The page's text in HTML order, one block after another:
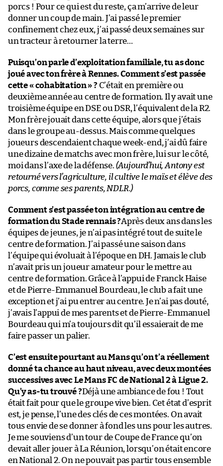
porcs ! Pour ce qui est du reste, ça m’arrive de leur
donner un coup de main. J’ai passé le premier
confinement chez eux, j’ai passé deux semaines sur
un tracteur à retourner la terre…
Puisqu’on parle d’exploitation familiale, tu as donc
joué avec ton frère à Rennes. Comment s’est passée
cette « cohabitation » ? C’était en première ou
deuxième année au centre de formation. Il y avait une
troisième équipe en DSE ou DSR, l’équivalent de la R2.
Mon frère jouait dans cette équipe, alors que j’étais
dans le groupe au-dessus. Mais comme quelques
joueurs descendaient chaque week-end, j’ai dû faire
une dizaine de matchs avec mon frère, lui sur le côté,
moi dans l’axe de la défense. (Aujourd’hui, Antony est
retourné vers l’agriculture, il cultive le maïs et élève des
porcs, comme ses parents, NDLR.)
Comment s’est passée ton intégration au centre de
formation du Stade rennais ?Après deux ans dans les
équipes de jeunes, je n’ai pas intégré tout de suite le
centre de formation. J’ai passé une saison dans
l’équipe qui évoluait à l’époque en DH. Jamais le club
n’avait pris un joueur amateur pour le mettre au
centre de formation. Grâce à l’appui de Franck Haise
et de Pierre-Emmanuel Bourdeau, le club a fait une
exception et j’ai pu entrer au centre. Je n’ai pas douté,
j’avais l’appui de mes parents et de Pierre-Emmanuel
Bourdeau qui m’a toujours dit qu’il essaierait de me
faire passer un palier.
C’est ensuite pourtant au Mans qu’on t’a réellement
donné ta chance au haut niveau, avec deux montées
successives avec Le Mans FC de National 2 à Ligue 2.
Qu’y as-tu trouvé ?Déjà une ambiance de fou ! Tout
était fait pour que le groupe vive bien. Cet état d’esprit
est, je pense, l’une des clés de ces montées. On avait
tous envie de se donner à fond les uns pour les autres.
Je me souviens d’un tour de Coupe de France qu’on
devait aller jouer à La Réunion, lorsqu’on était encore
en National 2. On ne pouvait pas partir tous ensemble